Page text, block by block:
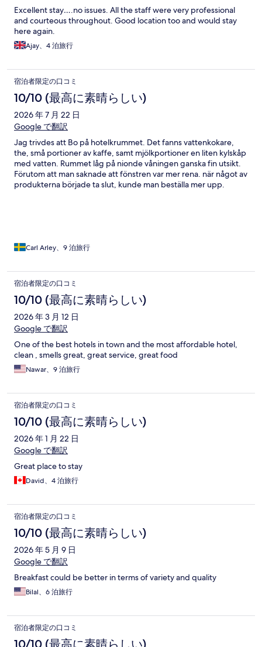
Excellent stay….no issues. All the staff were very professional
and courteous throughout. Good location too and would stay
here again.
Ajay、4 泊旅行
宿泊者限定の口コミ
10/10 (最高に素晴らしい)
2026 年 7 月 22 日
Google で翻訳
Jag trivdes att Bo på hotelkrummet. Det fanns vattenkokare,
the, små portioner av kaffe, samt mjölkportioner en liten kylskåp
med vatten. Rummet låg på nionde våningen ganska fin utsikt.
Förutom att man saknade att fönstren var mer rena. när något av
produkterna började ta slut, kunde man beställa mer upp.
gav en bra, service.
Carl Arley、9 泊旅行
宿泊者限定の口コミ
10/10 (最高に素晴らしい)
2026 年 3 月 12 日
Google で翻訳
One of the best hotels in town and the most affordable hotel,
clean , smells great, great service, great food
Nawar、9 泊旅行
宿泊者限定の口コミ
10/10 (最高に素晴らしい)
2026 年 1 月 22 日
Google で翻訳
Great place to stay
David、4 泊旅行
宿泊者限定の口コミ
10/10 (最高に素晴らしい)
2026 年 5 月 9 日
Google で翻訳
Breakfast could be better in terms of variety and quality
Bilal、6 泊旅行
宿泊者限定の口コミ
10/10 (最高に素晴らしい)